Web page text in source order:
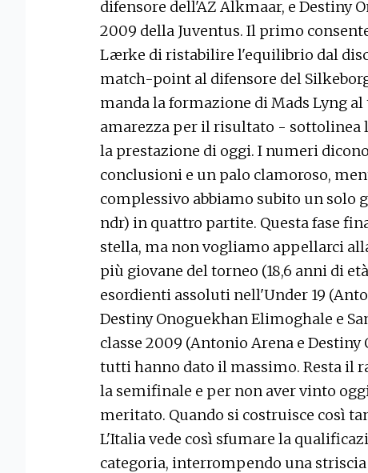
difensore dell'AZ Alkmaar, e Destiny
2009 della Juventus. Il primo
Lærke di ristabilire l'equilibrio dal
match-point al difensore del
manda la formazione di Mads Lyng
amarezza per il risultato - sottolinea
la prestazione di oggi. I numeri
conclusioni e un palo clamoroso,
complessivo abbiamo subito un solo
ndr) in quattro partite. Questa fase
stella, ma non vogliamo appellarci
più giovane del torneo (18,6 anni di
esordienti assoluti nell'Under 19
Destiny Onoguekhan Elimoghale e
classe 2009 (Antonio Arena e
tutti hanno dato il massimo. Resta il
la semifinale e per non aver vinto
meritato. Quando si costruisce così
L'Italia vede così sfumare la
categoria, interrompendo una